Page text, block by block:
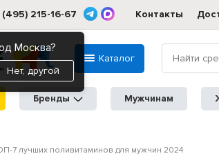
Москва?
Нет, другой
(495) 215-16-67 Контакты
Каталог
Бренды Мужчинам
7 лучших поливитаминов для мужчин 2024